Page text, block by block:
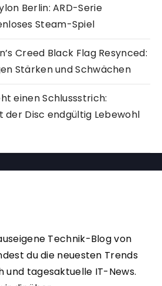
Berlin: ARD-Serie
Steam-Spiel
Creed Black Flag Resynced:
Stärken und Schwächen
einen Schlussstrich:
der Disc endgültig Lebewohl
Technik-Blog von
du die neuesten Trends
und tagesaktuelle IT-News.